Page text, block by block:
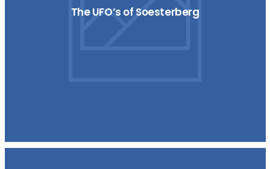
The UFO’s of Soesterberg